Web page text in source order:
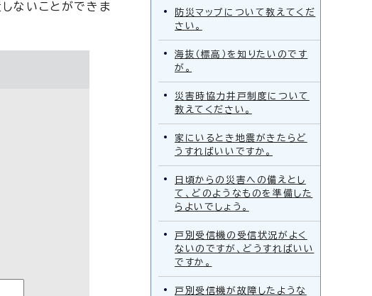
ないことができま
防災マップについて教えてくだ
さい。
海抜（標高）を知りたいのです
が。
災害時協力井戸制度について
教えてください。
家にいるとき地震がきたらど
うすればいいですか。
日頃からの災害への備えとし
て、どのようなものを準備した
らよいでしょう。
戸別受信機の受信状況がよく
ないのですが、どうすればいい
ですか。
戸別受信機が故障したような